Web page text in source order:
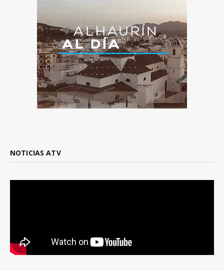
NOTICIAS ATV